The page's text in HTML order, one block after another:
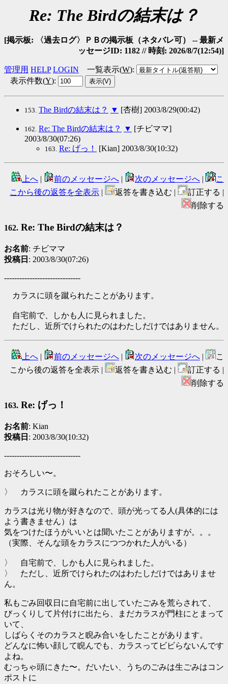
Re: The Birdの結末は？
[掲示板: 〈過去ログ〉ＰＢの掲示板（ネタバレ可） -- 最新メ
ッセージID: 1182 // 時刻: 2026/8/7(12:54)]
管理用 HELP LOGIN 一覧表示(W):
表示件数(Y):
153. The Birdの結末は？ ▼ [杏樹] 2003/8/29(00:42)
162. Re: The Birdの結末は？ ▼ [チビママ]
2003/8/30(07:26)
163. Re: げっ！ [Kian] 2003/8/30(10:32)
上へ | 前のメッセージへ | 次のメッセージへ |
こ
こから後の返答を全表示 | 返答を書き込む |
訂正する |
削除する
162. Re: The Birdの結末は？
お名前: チビママ
投稿日 : 2003/8/30(07:26)
------------------------------
カラスに頭を蹴られたことがあります。
自宅前で、しかも人に見られました。
ただし、近所でけられたのはわたしだけではありません。
上へ | 前のメッセージへ | 次のメッセージへ |
こ
こから後の返答を全表示 |
返答を書き込む |
訂正する |
削除する
163. Re: げっ！
お名前: Kian
投稿日 : 2003/8/30(10:32)
------------------------------
おそろしい〜。
〉 カラスに頭を蹴られたことがあります。
カラスは光り物が好きなので、頭が光ってる人(具体的には
よう書きません）は
気をつけたほうがいいとは聞いたことがありますが。。。
（実際、そんな頭をカラスにつつかれた人がいる）
〉 自宅前で、しかも人に見られました。
〉 ただし、近所でけられたのはわたしだけではありませ
ん。
私もごみ回収日に自宅前に出していたごみを荒らされて、
びっくりして片付けに出たら、まだカラスが門柱にとまって
いて、
しばらくそのカラスと睨み合いをしたことがあります。
どんなに怖い顔して睨んでも、カラスってビビらないんです
よね。
むっちゃ頭にきた〜。だいたい、うちのごみは生ごみはコン
ポストに